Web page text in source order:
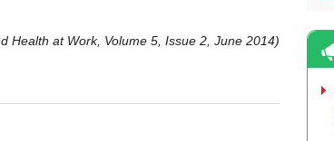
Health at Work, Volume 5, Issue 2, June 2014)